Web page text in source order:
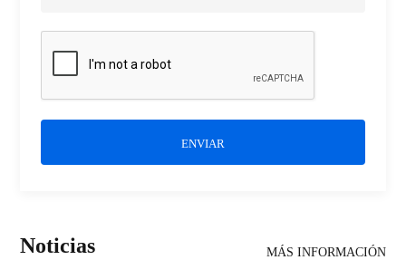
ENVIAR
Noticias MÁS INFORMACIÓN